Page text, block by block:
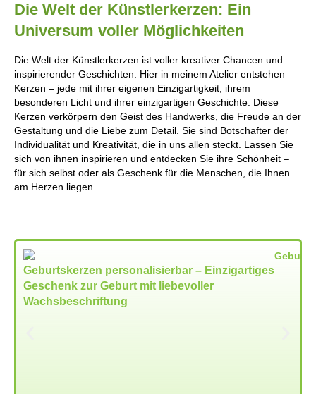
Die Welt der Künstlerkerzen: Ein
Universum voller Möglichkeiten
Die Welt der Künstlerkerzen ist voller kreativer Chancen und
inspirierender Geschichten. Hier in meinem Atelier entstehen
Kerzen – jede mit ihrer eigenen Einzigartigkeit, ihrem
besonderen Licht und ihrer einzigartigen Geschichte. Diese
Kerzen verkörpern den Geist des Handwerks, die Freude an der
Gestaltung und die Liebe zum Detail. Sie sind Botschafter der
Individualität und Kreativität, die in uns allen steckt. Lassen Sie
sich von ihnen inspirieren und entdecken Sie ihre Schönheit –
für sich selbst oder als Geschenk für die Menschen, die Ihnen
am Herzen liegen.
Geburtskerzen personalisierbar – Einzigartiges
Geschenk zur Geburt mit liebevoller
Wachsbeschriftung